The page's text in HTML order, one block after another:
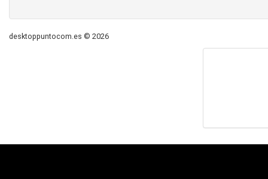
desktoppuntocom.es © 2026